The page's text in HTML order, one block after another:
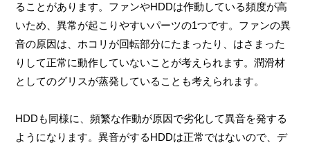
ることがあります。ファンやHDDは作動している頻度が高
いため、異常が起こりやすいパーツの1つです。ファンの異
音の原因は、ホコリが回転部分にたまったり、はさまった
りして正常に動作していないことが考えられます。潤滑材
としてのグリスが蒸発していることも考えられます。
HDDも同様に、頻繁な作動が原因で劣化して異音を発する
ようになります。異音がするHDDは正常ではないので、デ